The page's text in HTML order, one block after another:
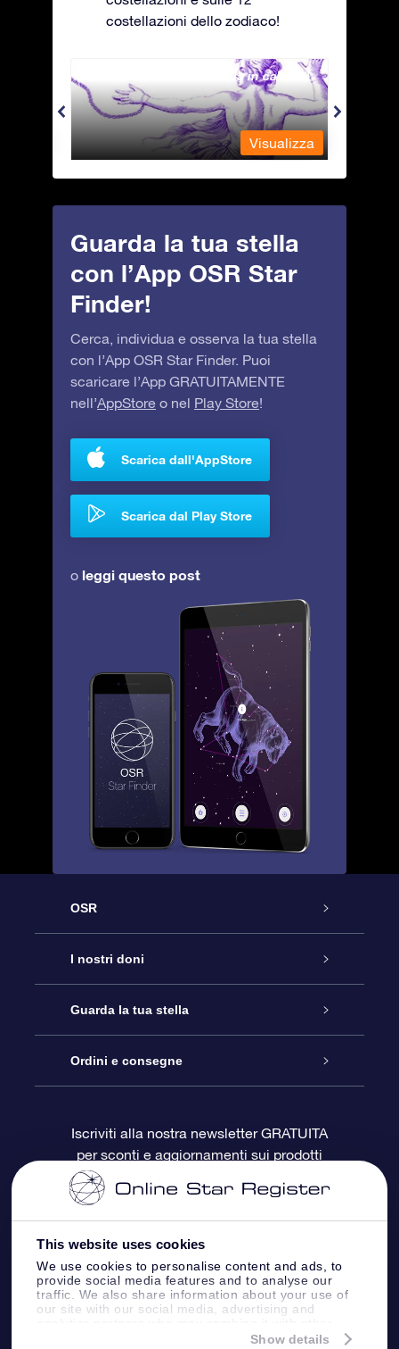
This website uses cookies
We use cookies to personalise content and ads, to
provide social media features and to analyse our
traffic. We also share information about your use of
our site with our social media, advertising and
information that you’ve provided to them or that
Show details
costellazioni dello zodiaco!
Andromeda - La fanciulla in catene
Visualizza
Guarda la tua stella
con l’App OSR Star
Finder!
Cerca, individua e osserva la tua stella
con l’App OSR Star Finder. Puoi
scaricare l’App GRATUITAMENTE
nell’AppStore o nel Play Store!
Scarica dall'AppStore
Scarica dal Play Store
o leggi questo post
OSR
Assistenza
Contattaci
Blog
OSR Recensioni
I nostri doni
Online Star Gift
Pacchetto regalo OSR
Gift Card OSR
Doni aziendali
Guarda la tua stella
Registro stellare
Star Page personalizzata
One Million Stars
OSR Starsaver
App VR ‘Fly me to the stars’
Ordini e consegne
Informazioni di Pagamento
Politica di reso
Costellazioni
Iscriviti alla nostra newsletter GRATUITA
per sconti e aggiornamenti sui prodotti